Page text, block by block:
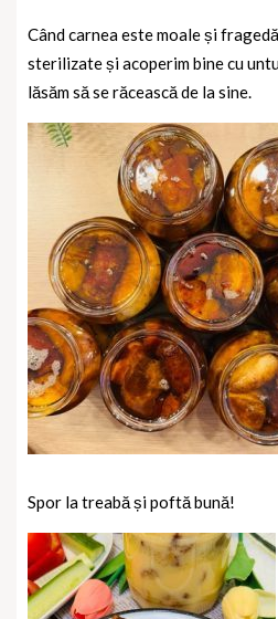
Când carnea este moale și
sterilizate și acoperim bine cu
lăsăm să se răcească de la sine.
Spor la treabă și poftă bună!